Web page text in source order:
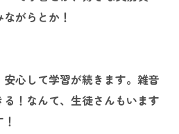
がらとか！
心して学習が続きます。雑音
！なんて、生徒さんもいます